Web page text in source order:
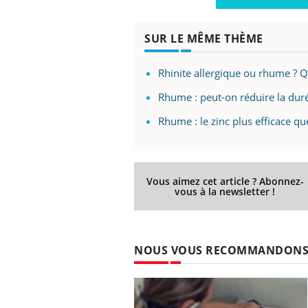
SUR LE MÊME THÈME
Rhinite allergique ou rhume ?
Rhume : peut-on réduire la
Rhume : le zinc plus efficace
Vous aimez cet article ? Abonnez-
vous à la newsletter !
NOUS VOUS RECOMMANDONS
Eczéma Chronique des Mains : se
préparer pour l’été !Youtube
L'été arrive… et avec lui, un tout nouveau
rythme de vie ! Vacances, plage, piscine,
soleil, activités en plein air… Nos mains